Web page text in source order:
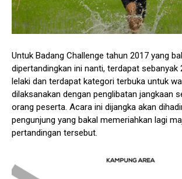
Untuk Badang Challenge tahun 2017 yang
dipertandingkan ini nanti, terdapat sebanyak
lelaki dan terdapat kategori terbuka untuk
dilaksanakan dengan penglibatan jangkaan
orang peserta. Acara ini dijangka akan
pengunjung yang bakal memeriahkan lagi
pertandingan tersebut.